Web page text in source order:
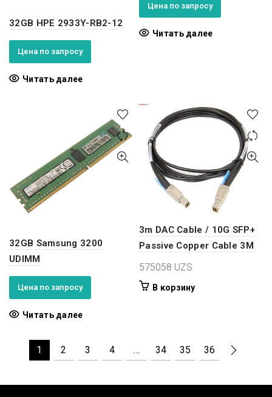
32GB HPE 2933Y-RB2-12
Цена по запросу
Читать далее
Цена по запросу
Читать далее
32GB Samsung 3200
UDIMM
Цена по запросу
Читать далее
3m DAC Cable / 10G SFP+
Passive Copper Cable 3M
575058 UZS
В корзину
1 2 3 4 … 34 35 36